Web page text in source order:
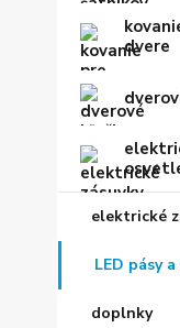
dvere
elektrické
LED pásy
doplnky